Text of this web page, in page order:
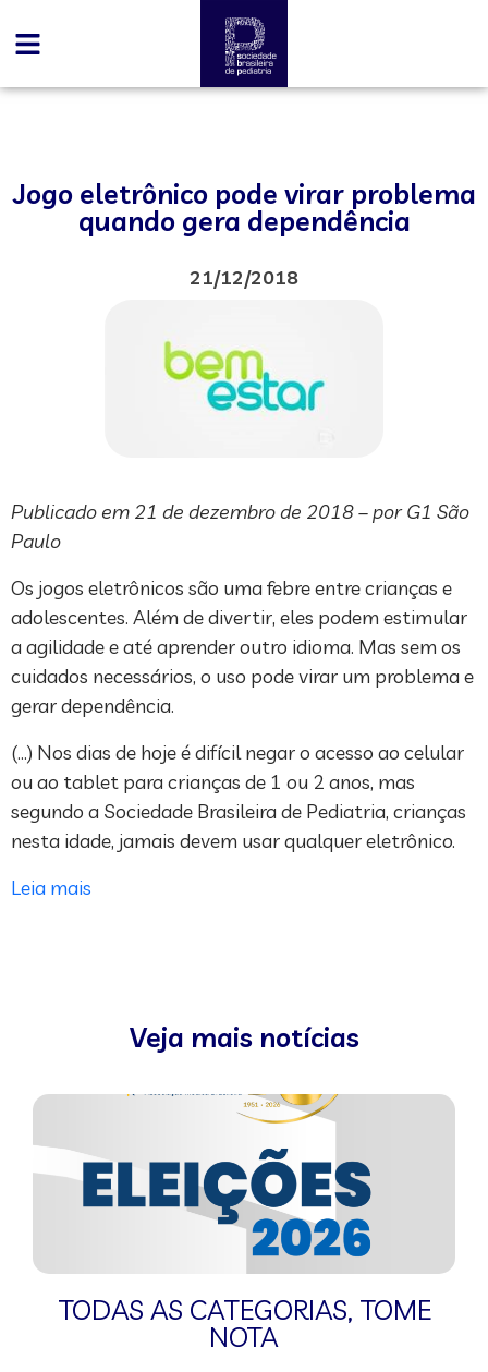
Jogo eletrônico pode virar problema
quando gera dependência
21/12/2018
Publicado em 21 de dezembro de 2018 – por G1 São
Paulo
Os jogos eletrônicos são uma febre entre crianças e
adolescentes. Além de divertir, eles podem estimular
a agilidade e até aprender outro idioma. Mas sem os
cuidados necessários, o uso pode virar um problema e
gerar dependência.
(…) Nos dias de hoje é difícil negar o acesso ao celular
ou ao tablet para crianças de 1 ou 2 anos, mas
segundo a Sociedade Brasileira de Pediatria, crianças
nesta idade, jamais devem usar qualquer eletrônico.
Leia mais
Veja mais notícias
TODAS AS CATEGORIAS, TOME
NOTA